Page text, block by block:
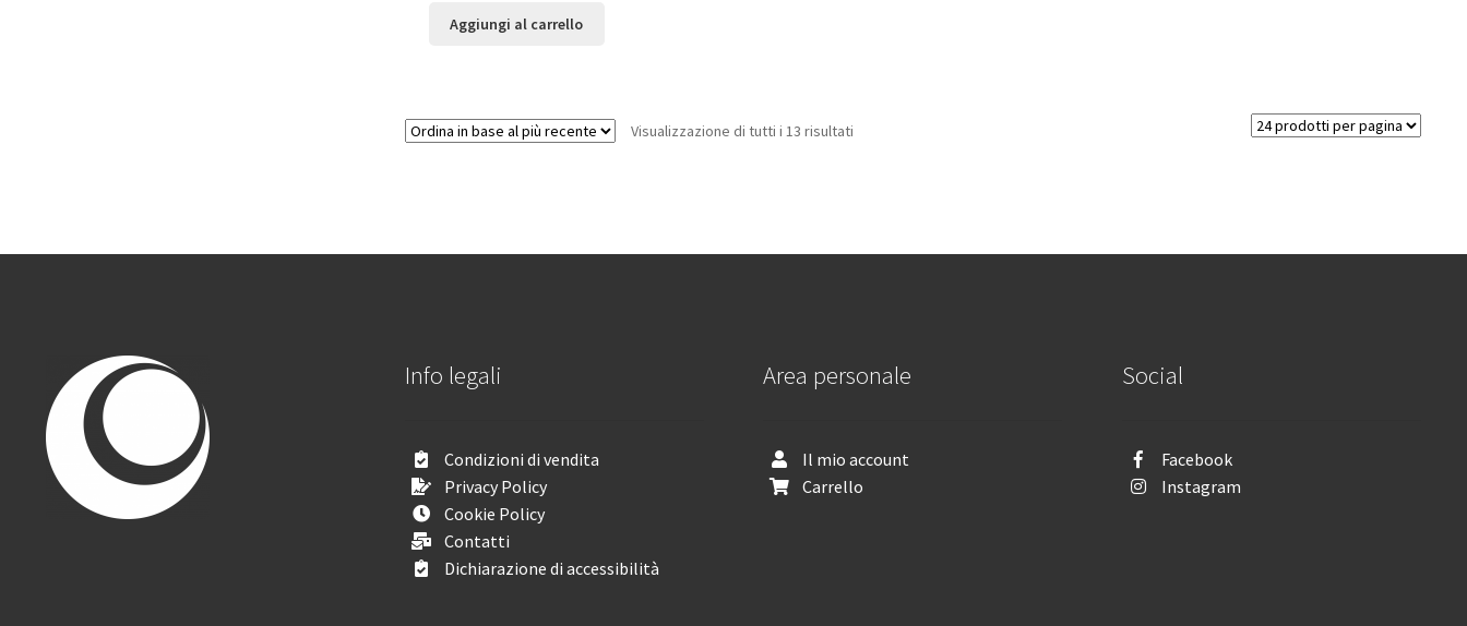
Aggiungi al carrello
Visualizzazione di tutti i 13 risultati
Info legali
Condizioni di vendita
Privacy Policy
Cookie Policy
Contatti
Dichiarazione di accessibilità
Area personale
Il mio account
Carrello
Social
Facebook
Instagram